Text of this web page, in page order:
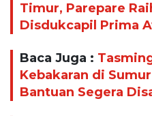
Timur, Parepare
Disdukcapil Prima
Baca Juga :
Kebakaran di
Bantuan Segera